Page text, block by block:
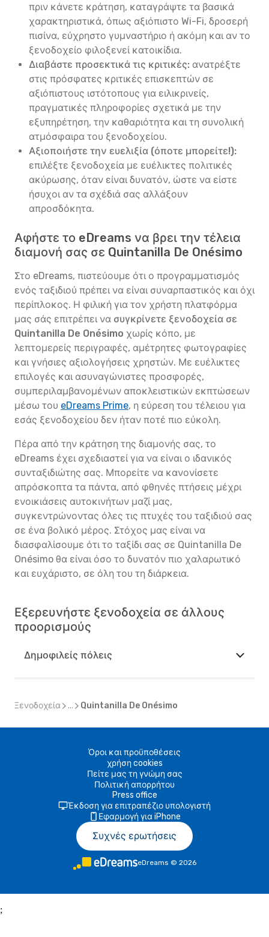
πριν κάνετε κράτηση, καταγράψτε τα βασικά
χαρακτηριστικά, όπως αξιόπιστο Wi-Fi, δροσερή
πισίνα, εύχρηστο γυμναστήριο ή ακόμη και αν το
ξενοδοχείο φιλοξενεί κατοικίδια.
Διαβάστε προσεκτικά τις κριτικές: ανατρέξτε
στις πρόσφατες κριτικές επισκεπτών σε
αξιόπιστους ιστότοπους για ειλικρινείς,
πραγματικές πληροφορίες σχετικά με την
εξυπηρέτηση, την καθαριότητα και τη συνολική
ατμόσφαιρα του ξενοδοχείου.
Αξιοποιήστε την ευελιξία (όποτε μπορείτε!):
επιλέξτε ξενοδοχεία με ευέλικτες πολιτικές
ακύρωσης, όταν είναι δυνατόν, ώστε να είστε
ήσυχοι αν τα σχέδιά σας αλλάξουν
απροσδόκητα.
Αφήστε το eDreams να βρει την τέλεια
διαμονή σας σε Quintanilla De Onésimo
Στο eDreams, πιστεύουμε ότι ο προγραμματισμός
ενός ταξιδιού πρέπει να είναι συναρπαστικός και όχι
περίπλοκος. Η φιλική για τον χρήστη πλατφόρμα
μας σάς επιτρέπει να συγκρίνετε ξενοδοχεία σε
Quintanilla De Onésimo χωρίς κόπο, με
λεπτομερείς περιγραφές, αμέτρητες φωτογραφίες
και γνήσιες αξιολογήσεις χρηστών. Με ευέλικτες
επιλογές και ασυναγώνιστες προσφορές,
συμπεριλαμβανομένων αποκλειστικών εκπτώσεων
μέσω του eDreams Prime, η εύρεση του τέλειου για
εσάς ξενοδοχείου δεν ήταν ποτέ πιο εύκολη.
Πέρα από την κράτηση της διαμονής σας, το
eDreams έχει σχεδιαστεί για να είναι ο ιδανικός
συνταξιδιώτης σας. Μπορείτε να κανονίσετε
απρόσκοπτα τα πάντα, από φθηνές πτήσεις μέχρι
ενοικιάσεις αυτοκινήτων μαζί μας,
συγκεντρώνοντας όλες τις πτυχές του ταξιδιού σας
σε ένα βολικό μέρος. Στόχος μας είναι να
διασφαλίσουμε ότι το ταξίδι σας σε Quintanilla De
Onésimo θα είναι όσο το δυνατόν πιο χαλαρωτικό
και ευχάριστο, σε όλη του τη διάρκεια.
Εξερευνήστε ξενοδοχεία σε άλλους
προορισμούς
Δημοφιλείς πόλεις
Ξενοδοχεία ... Quintanilla De Onésimo
Όροι και προϋποθέσεις
χρήση cookies
Πείτε μας τη γνώμη σας
Πολιτική απορρήτου
Press office
Έκδοση για επιτραπέζιο υπολογιστή
Εφαρμογή για iPhone
Συχνές ερωτήσεις
eDreams © 2026
;